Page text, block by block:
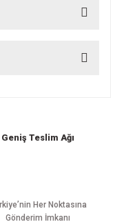
Geniş Teslim Ağı
Her Noktasına
Gönderim İmkanı